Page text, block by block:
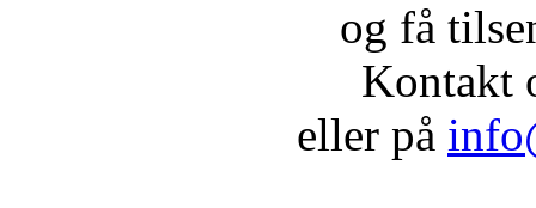
og få
Kontakt
eller på